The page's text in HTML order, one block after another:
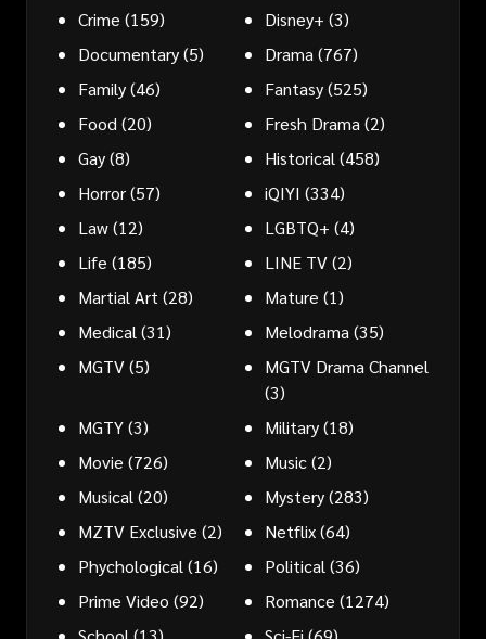
Crime (159) Disney+ (3)
Documentary(5) Drama (767)
Family(46) Fantasy(525)
Food (20) Fresh Drama (2)
Gay(8) Historical (458)
Horror(57) iQIYI (334)
Law(12) LGBTQ+ (4)
Life (185) LINE TV(2)
Martial Art (28) Mature (1)
Medical (31) Melodrama (35)
MGTV(5)
MGTV Drama Channel
(3)
MGTY(3) Military(18)
Movie (726) Music(2)
Musical (20) Mystery(283)
MZTV Exclusive (2) Netflix(64)
Phychological (16) Political (36)
Prime Video (92) Romance (1274)